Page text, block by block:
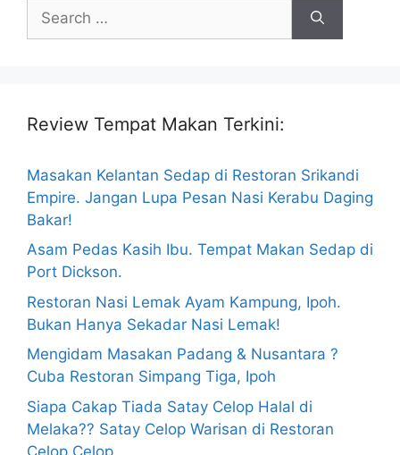
for:
Review Tempat Makan Terkini:
Masakan Kelantan Sedap di Restoran Srikandi
Empire. Jangan Lupa Pesan Nasi Kerabu Daging
Bakar!
Asam Pedas Kasih Ibu. Tempat Makan Sedap di
Port Dickson.
Restoran Nasi Lemak Ayam Kampung, Ipoh.
Bukan Hanya Sekadar Nasi Lemak!
Mengidam Masakan Padang & Nusantara ?
Cuba Restoran Simpang Tiga, Ipoh
Siapa Cakap Tiada Satay Celop Halal di
Melaka?? Satay Celop Warisan di Restoran
Celop Celop